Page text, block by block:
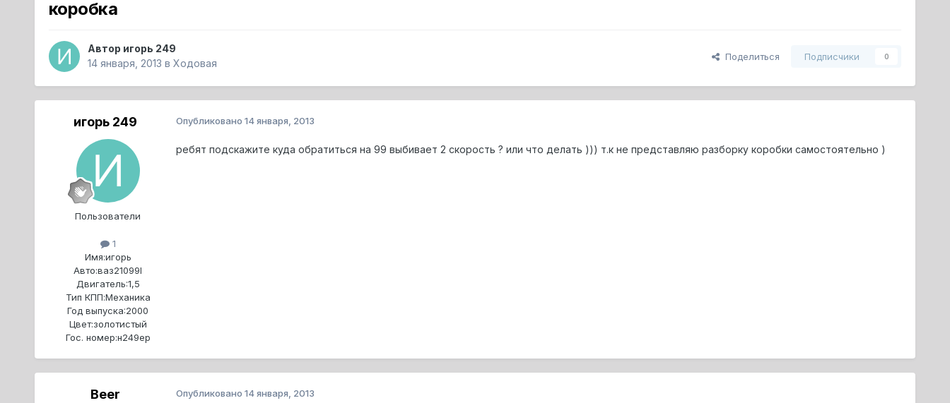
коробка
Автор игорь 249
14 января, 2013 в Ходовая
Поделиться Подписчики 0
игорь 249
Пользователи
1
Имя:игорь
Авто:ваз21099I
Двигатель:1,5
Тип КПП:Механика
Год выпуска:2000
Цвет:золотистый
Гос. номер:н249ер
Опубликовано 14 января, 2013
ребят подскажите куда обратиться на 99 выбивает 2 скорость ? или что делать ))) т.к не представляю разборку коробки самостоятельно )
Beer Опубликовано 14 января, 2013